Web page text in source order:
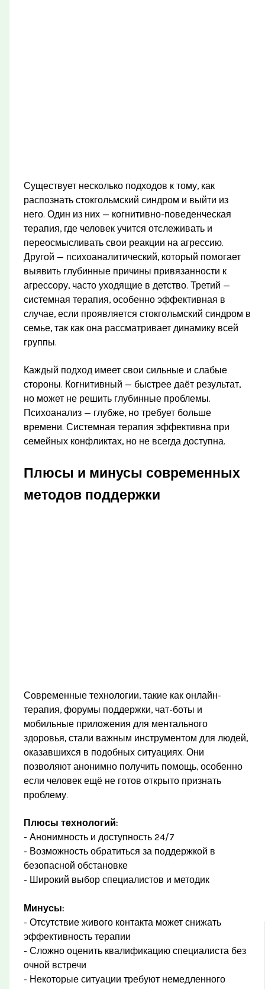
Существует несколько подходов к тому, как
распознать стокгольмский синдром и выйти из
него. Один из них — когнитивно-поведенческая
терапия, где человек учится отслеживать и
переосмысливать свои реакции на агрессию.
Другой — психоаналитический, который помогает
выявить глубинные причины привязанности к
агрессору, часто уходящие в детство. Третий —
системная терапия, особенно эффективная в
случае, если проявляется стокгольмский синдром в
семье, так как она рассматривает динамику всей
группы.
Каждый подход имеет свои сильные и слабые
стороны. Когнитивный — быстрее даёт результат,
но может не решить глубинные проблемы.
Психоанализ — глубже, но требует больше
времени. Системная терапия эффективна при
семейных конфликтах, но не всегда доступна.
Плюсы и минусы современных
методов поддержки
Современные технологии, такие как онлайн-
терапия, форумы поддержки, чат-боты и
мобильные приложения для ментального
здоровья, стали важным инструментом для людей,
оказавшихся в подобных ситуациях. Они
позволяют анонимно получить помощь, особенно
если человек ещё не готов открыто признать
проблему.
Плюсы технологий:
- Анонимность и доступность 24/7
- Возможность обратиться за поддержкой в
безопасной обстановке
- Широкий выбор специалистов и методик
Минусы:
- Отсутствие живого контакта может снижать
эффективность терапии
- Сложно оценить квалификацию специалиста без
очной встречи
- Некоторые ситуации требуют немедленного